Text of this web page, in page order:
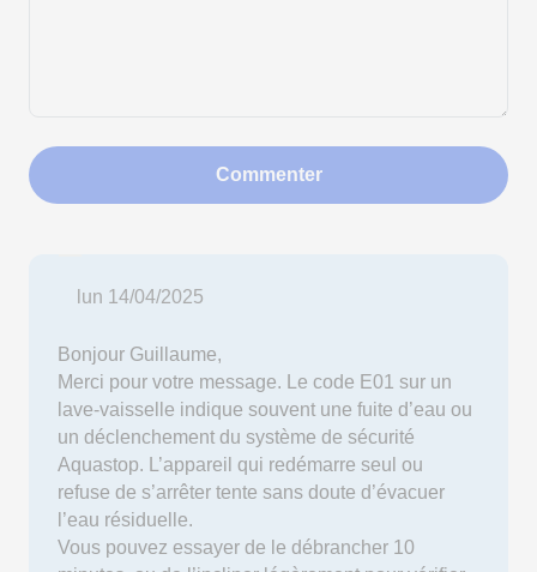
Commenter
lun 14/04/2025
Bonjour Guillaume,
Merci pour votre message. Le code E01 sur un
lave-vaisselle indique souvent une fuite d’eau ou
un déclenchement du système de sécurité
Aquastop. L’appareil qui redémarre seul ou
refuse de s’arrêter tente sans doute d’évacuer
l’eau résiduelle.
Vous pouvez essayer de le débrancher 10